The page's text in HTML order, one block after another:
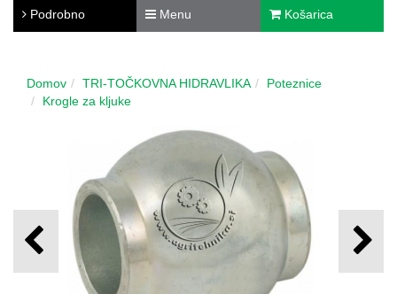
Podrobno Menu Košarica
Domov TRI-TOČKOVNA HIDRAVLIKA
Poteznice
Krogle za kljuke